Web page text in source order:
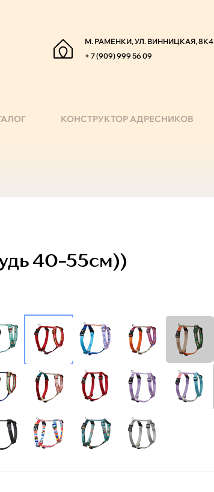
М. РАМЕНКИ, УЛ. ВИННИЦКАЯ, 8К4
+ 7 (909) 999 56 09
КОНСТРУКТОР АДРЕСНИКОВ
40-55см))